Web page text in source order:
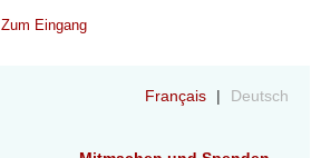
Zum Eingang
Français
Deutsch